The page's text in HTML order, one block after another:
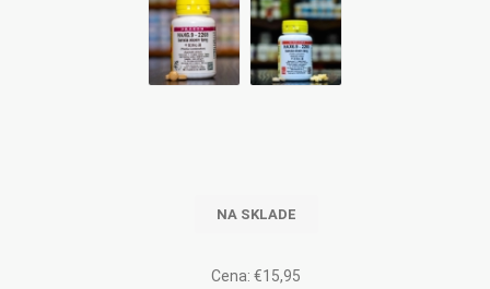
NA SKLADE
Cena: €15,95